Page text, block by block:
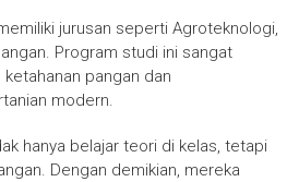
jurusan seperti Agroteknologi,
Program studi ini sangat
pangan dan
modern.
hanya belajar teori di kelas, tetapi
Dengan demikian, mereka